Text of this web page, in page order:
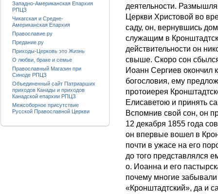
деятельности.
Церкви Христовой во
саду, он, вернувшись
служащим в
действительности он
свыше. Скоро сон сбылся
Иоанн Сергиев окончил
богословия, ему
протоиерея
Елисаветою и принять
Вспомнив свой сон, он
12 декабря 1855 года
он впервые вошел в
почти в ужасе на его
до того представлялся
о. Иоанна и его
почему многие
«Кронштадтский», да и
Западно-Американская Епархия
РПЦЗ
Чикагская и Средне-
Американская Епархия
Православие.ру
Предание.ру
Приходы-Церковь это Жизнь
О любви, браке и семье
Православный Магазин при
Синоде РПЦЗ
Объединенный сайт Патриарших
приходов Канады и приходов
Канадской епархии РПЦЗ
Межсоборное присутствие
Русской Православной Церкви